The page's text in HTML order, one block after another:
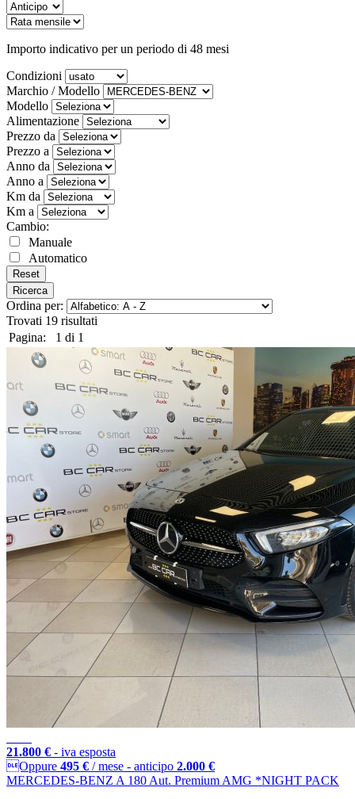
Importo indicativo per un periodo di 48 mesi
Condizioni
Marchio / Modello
Modello
Alimentazione
Prezzo da
Prezzo a
Anno da
Anno a
Km da
Km a
Cambio:
Manuale
Automatico
Reset
Ricerca
Ordina per:
Trovati 19 risultati
Pagina: 1 di 1
21.800 € - iva esposta
Oppure 495 € / mese - anticipo 2.000 €
MERCEDES-BENZ A 180 Aut. Premium AMG *NIGHT PACK